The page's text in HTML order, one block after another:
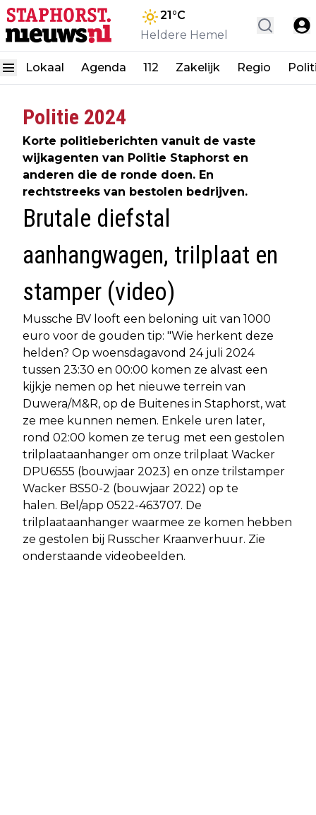
21°C
Heldere Hemel
Lokaal Agenda 112 Zakelijk Regio
Politie 2024
Korte politieberichten vanuit de vaste
wijkagenten van Politie Staphorst en
anderen die de ronde doen. En
rechtstreeks van bestolen bedrijven.
Brutale diefstal
aanhangwagen, trilplaat en
stamper (video)
Mussche BV looft een beloning uit van 1000
euro voor de gouden tip: "Wie herkent deze
helden? Op woensdagavond 24 juli 2024
tussen 23:30 en 00:00 komen ze alvast een
kijkje nemen op het nieuwe terrein van
Duwera/M&R, op de Buitenes in Staphorst, wat
ze mee kunnen nemen. Enkele uren later,
rond 02:00 komen ze terug met een gestolen
trilplaataanhanger om onze trilplaat Wacker
DPU6555 (bouwjaar 2023) en onze trilstamper
Wacker BS50-2 (bouwjaar 2022) op te
halen. Bel/app 0522-463707. De
trilplaataanhanger waarmee ze komen hebben
ze gestolen bij Russcher Kraanverhuur. Zie
onderstaande videobeelden.